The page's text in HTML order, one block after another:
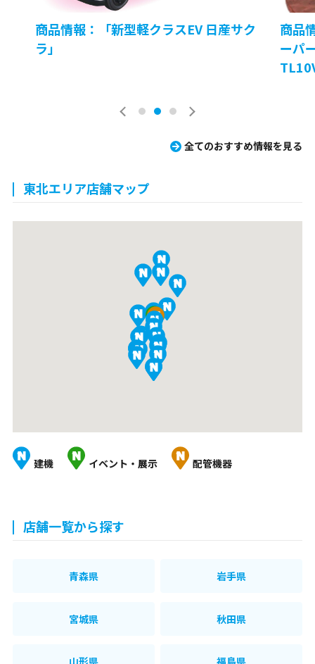
商品情報：「新型軽クラスEV 日産サク
ラ」
商品
ーパ
全てのおすすめ情報を見る
東北エリア店舗マップ
建機 イベント・展示 配管機器
店舗一覧から探す
青森県 岩手県
宮城県 秋田県
山形県 福島県